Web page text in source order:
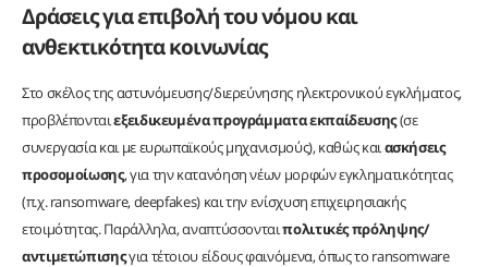
Δράσεις για επιβολή του νόμου και
ανθεκτικότητα κοινωνίας
Στο σκέλος της αστυνόμευσης/διερεύνησης ηλεκτρονικού εγκλήματος,
προβλέπονταιεξειδικευμένα προγράμματα εκπαίδευσης(σε
συνεργασία και με ευρωπαϊκούς μηχανισμούς), καθώς καιασκήσεις
προσομοίωσης, για την κατανόηση νέων μορφών εγκληματικότητας
(π.χ. ransomware, deepfakes) και την ενίσχυση επιχειρησιακής
ετοιμότητας. Παράλληλα, αναπτύσσονταιπολιτικές πρόληψης/
αντιμετώπισηςγια τέτοιου είδους φαινόμενα, όπως το ransomware